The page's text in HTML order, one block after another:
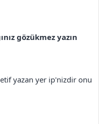
gözükmez yazın
yazan yer ip'nizdir onu